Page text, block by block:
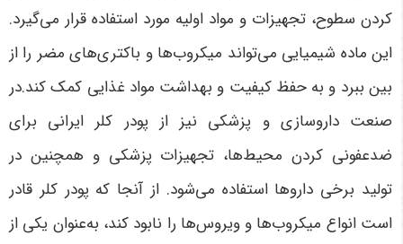
کردن سطوح، تجهیزات و مواد اولیه مورد استفاده قرار می‌گیرد.
این ماده شیمیایی می‌تواند میکروب‌ها و باکتری‌های مضر را از
بین ببرد و به حفظ کیفیت و بهداشت مواد غذایی کمک کند.در
صنعت داروسازی و پزشکی نیز از پودر کلر ایرانی برای
ضدعفونی کردن محیط‌ها، تجهیزات پزشکی و همچنین در
تولید برخی داروها استفاده می‌شود. از آنجا که پودر کلر قادر
است انواع میکروب‌ها و ویروس‌ها را نابود کند، به‌عنوان یکی از